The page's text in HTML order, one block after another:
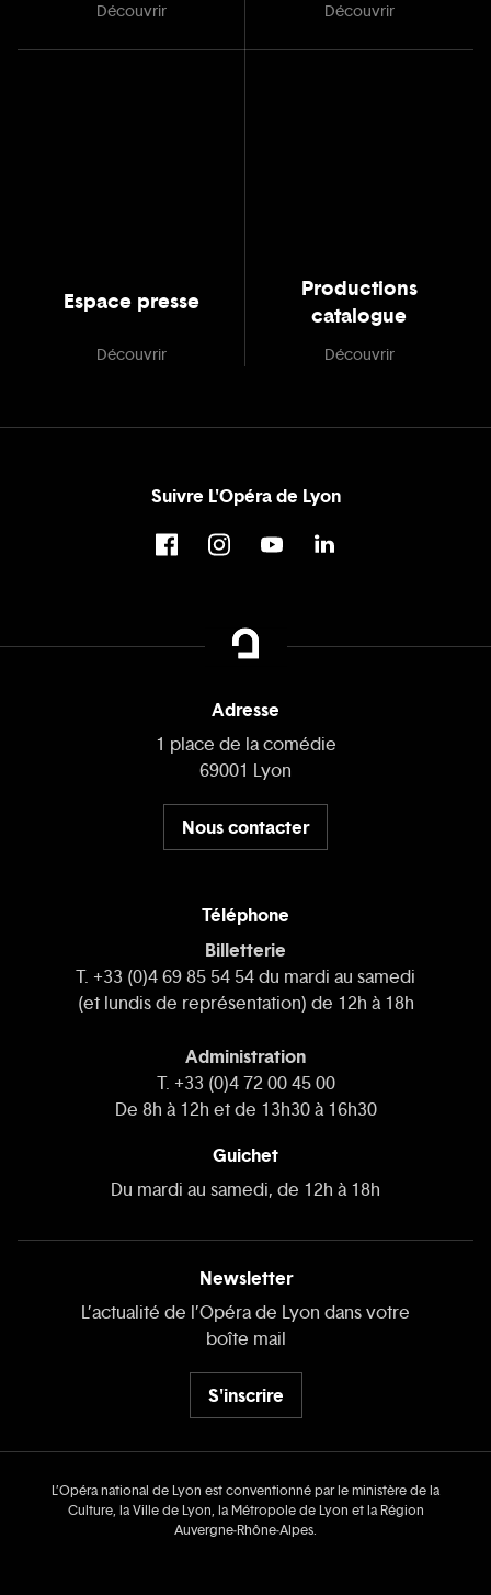
Découvrir Découvrir
Espace presse
Découvrir
Productions
catalogue
Découvrir
Suivre L'Opéra de Lyon
Adresse
1 place de la comédie
69001 Lyon
Nous contacter
Téléphone
Billetterie
T. +33 (0)4 69 85 54 54 du mardi au samedi
(et lundis de représentation) de 12h à 18h
Administration
T. +33 (0)4 72 00 45 00
De 8h à 12h et de 13h30 à 16h30
Guichet
Du mardi au samedi, de 12h à 18h
Newsletter
L’actualité de l’Opéra de Lyon dans votre
boîte mail
S'inscrire
L’Opéra national de Lyon est conventionné par le ministère de la
Culture, la Ville de Lyon, la Métropole de Lyon et la Région
Auvergne‑Rhône‑Alpes.